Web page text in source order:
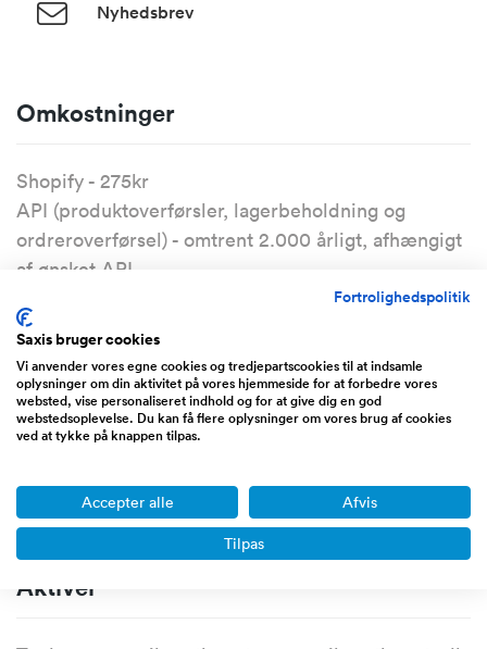
Nyhedsbrev
Omkostninger
Shopify - 275kr
API (produktoverførsler, lagerbeholdning og
ordreroverførsel) - omtrent 2.000 årligt, afhængigt
af ønsket API
Alternativt digital adresse - 250kr månedligt
Der er blevet brugt 15.000 kroner for at etablere
sin egen API, hvilket også medfølger i handel.
Vær opmærksom på at dette er en nyopstartet
budget for en markedsføringsstrategi.
Aktiver
Fortrolighedspolitik
Saxis bruger cookies
Vi anvender vores egne cookies og tredjepartscookies til at indsamle
oplysninger om din aktivitet på vores hjemmeside for at forbedre vores
websted, vise personaliseret indhold og for at give dig en god
webstedsoplevelse. Du kan få flere oplysninger om vores brug af cookies
ved at tykke på knappen tilpas.
Accepter alle Afvis
Tilpas